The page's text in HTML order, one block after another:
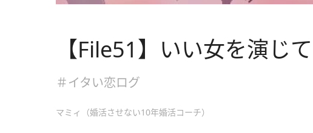
【File51】いい女を演じ
＃イタい恋ログ
マミィ（婚活させない10年婚活コーチ）